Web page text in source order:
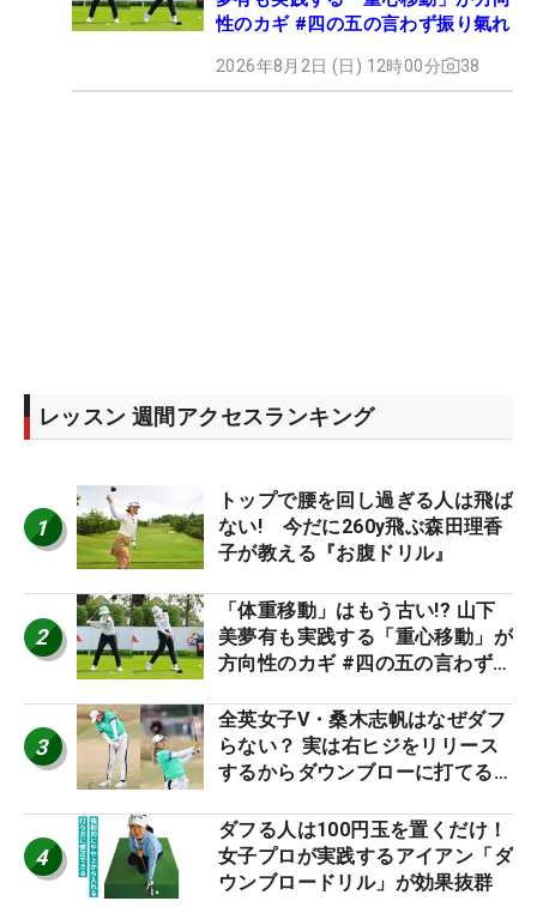
性のカギ #四の五の言わず振り氣れ
2026年8月2日 (日) 12時00分 38
レッスン 週間アクセスランキング
1
トップで腰を回し過ぎる人は飛ば
ない! 今だに260y飛ぶ森田理香
子が教える『お腹ドリル』
2
「体重移動」はもう古い!? 山下
美夢有も実践する「重心移動」が
方向性のカギ #四の五の言わず振
3
全英女子V・桑木志帆はなぜダフ
らない？ 実は右ヒジをリリース
するからダウンブローに打てる #
4
ダフる人は100円玉を置くだけ！
女子プロが実践するアイアン「ダ
ウンブロードリル」が効果抜群